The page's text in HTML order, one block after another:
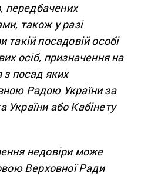
передбачених
також у разі
такій посадовій особі
осіб, призначення на
з посад яких
Радою України за
або Кабінету
недовіри може
Верховної Ради